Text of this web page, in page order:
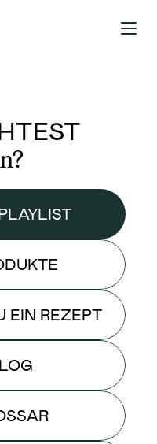
EIN REZEPT